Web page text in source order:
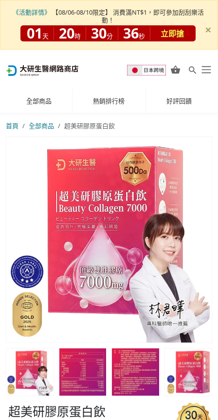
全部商品 熱銷排行榜 好評回饋
首頁 全部商品 超美研膠原蛋白飲
超美研膠原蛋白飲
《活動詳情》
【08/06-08/10限定】 消費滿NT$1，即可參加刮刮樂活
動！
01 天 20時 30分 34秒 立即搶 ×